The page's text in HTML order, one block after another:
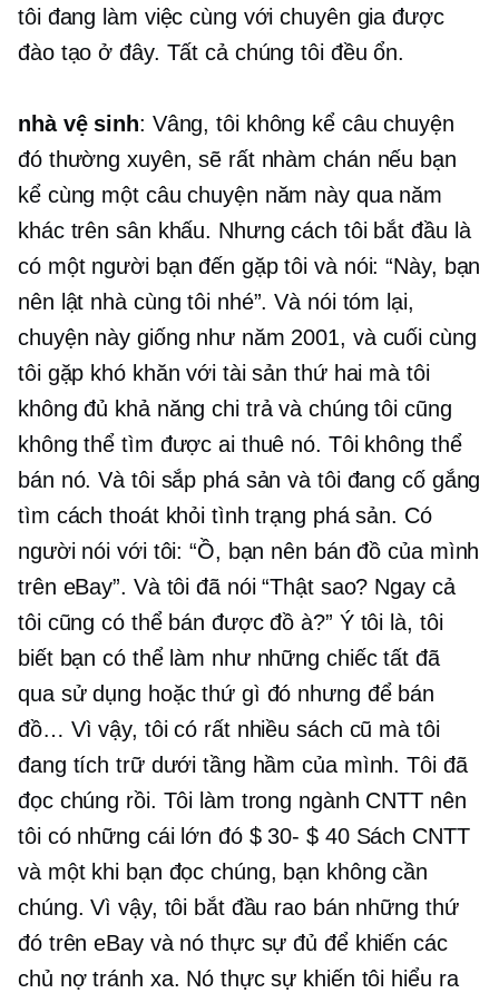
tôi đang làm việc cùng với chuyên gia được
đào tạo ở đây. Tất cả chúng tôi đều ổn.
nhà vệ sinh: Vâng, tôi không kể câu chuyện
đó thường xuyên, sẽ rất nhàm chán nếu bạn
kể cùng một câu chuyện năm này qua năm
khác trên sân khấu. Nhưng cách tôi bắt đầu là
có một người bạn đến gặp tôi và nói: “Này, bạn
nên lật nhà cùng tôi nhé”. Và nói tóm lại,
chuyện này giống như năm 2001, và cuối cùng
tôi gặp khó khăn với tài sản thứ hai mà tôi
không đủ khả năng chi trả và chúng tôi cũng
không thể tìm được ai thuê nó. Tôi không thể
bán nó. Và tôi sắp phá sản và tôi đang cố gắng
tìm cách thoát khỏi tình trạng phá sản. Có
người nói với tôi: “Ồ, bạn nên bán đồ của mình
trên eBay”. Và tôi đã nói “Thật sao? Ngay cả
tôi cũng có thể bán được đồ à?” Ý tôi là, tôi
biết bạn có thể làm như những chiếc tất đã
qua sử dụng hoặc thứ gì đó nhưng để bán
đồ… Vì vậy, tôi có rất nhiều sách cũ mà tôi
đang tích trữ dưới tầng hầm của mình. Tôi đã
đọc chúng rồi. Tôi làm trong ngành CNTT nên
tôi có những cái lớn đó $ 30- $ 40Sách CNTT
và một khi bạn đọc chúng, bạn không cần
chúng. Vì vậy, tôi bắt đầu rao bán những thứ
đó trên eBay và nó thực sự đủ để khiến các
chủ nợ tránh xa. Nó thực sự khiến tôi hiểu ra